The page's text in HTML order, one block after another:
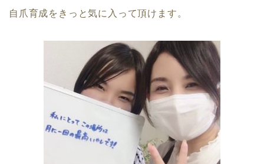
自爪育成をきっと気に入って頂けます。